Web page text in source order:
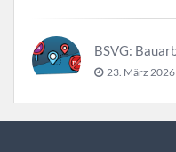
23. März 2026